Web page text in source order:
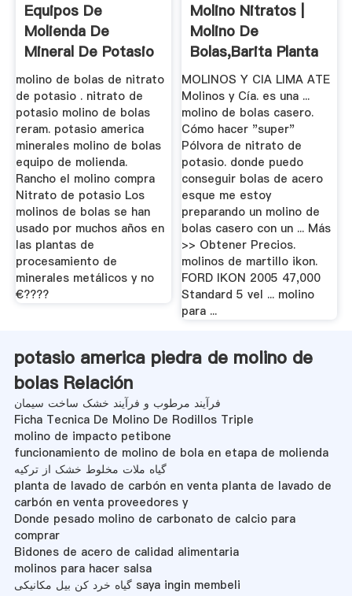
Equipos De
Molienda De
Mineral De Potasio
molino de bolas de nitrato
de potasio . nitrato de
potasio molino de bolas
reram. potasio america
minerales molino de bolas
equipo de molienda.
Rancho el molino compra
Nitrato de potasio Los
molinos de bolas se han
usado por muchos años en
las plantas de
procesamiento de
minerales metálicos y no
€????
Molino Nitratos |
Molino De
Bolas,Barita Planta
De ...
MOLINOS Y CIA LIMA ATE
Molinos y Cía. es una ...
molino de bolas casero.
Cómo hacer "super"
Pólvora de nitrato de
potasio. donde puedo
conseguir bolas de acero
esque me estoy
preparando un molino de
bolas casero con un ... Más
>> Obtener Precios.
molinos de martillo ikon.
FORD IKON 2005 47,000
Standard 5 vel ... molino
para ...
potasio america piedra de molino de
bolas Relación
فرآیند مرطوب و فرآیند خشک ساخت سیمان
Ficha Tecnica De Molino De Rodillos Triple
molino de impacto petibone
funcionamiento de molino de bola en etapa de molienda
گیاه ملات مخلوط خشک از ترکیه
planta de lavado de carbón en venta planta de lavado de
carbón en venta proveedores y
Donde pesado molino de carbonato de calcio para
comprar
Bidones de acero de calidad alimentaria
molinos para hacer salsa
گیاه خرد کن بیل مکانیکی saya ingin membeli